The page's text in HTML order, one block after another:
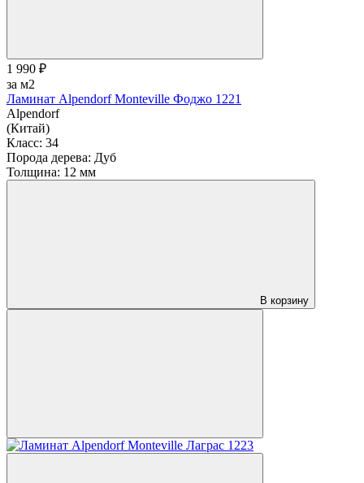
1 990 ₽
за м2
Ламинат Alpendorf Monteville Фоджо 1221
Alpendorf
(Китай)
Класс: 34
Порода дерева: Дуб
Толщина: 12 мм
В корзину